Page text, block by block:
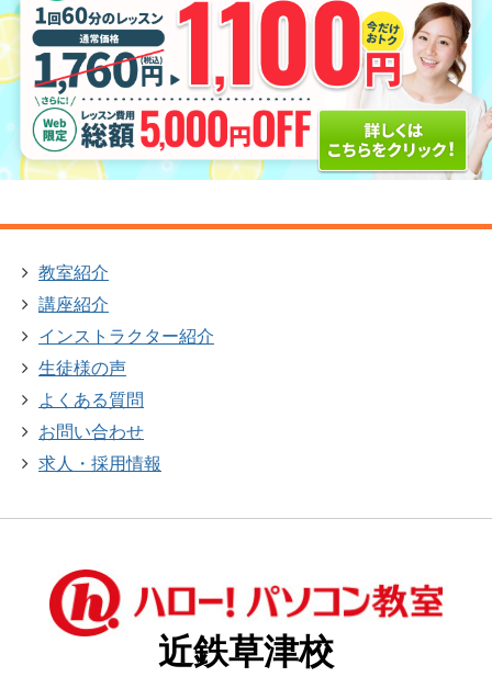
教室紹介
講座紹介
インストラクター紹介
生徒様の声
よくある質問
お問い合わせ
求人・採用情報
近鉄草津校